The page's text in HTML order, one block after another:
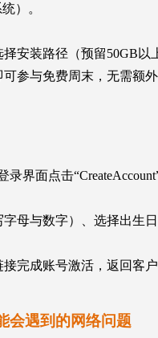
）。
安装路径（预留50GB
参与免费周末，无需额
录界面点击
母与数字）、选择出生
完成账号激活，返回客
会遇到的网络问题